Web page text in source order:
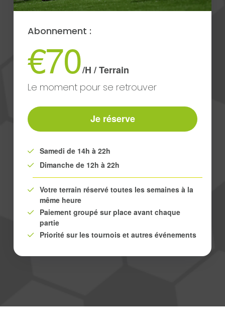
Abonnement :
€70/H / Terrain
Le moment pour se retrouver
Je réserve
Samedi de 14h à 22h
Dimanche de 12h à 22h
Votre terrain réservé toutes les semaines à la
même heure
Paiement groupé sur place avant chaque
partie
Priorité sur les tournois et autres événements